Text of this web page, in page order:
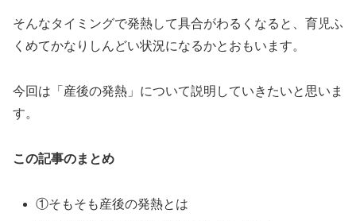
そんなタイミングで発熱して具合がわるくなると、育児ふ
くめてかなりしんどい状況になるかとおもいます。
今回は「産後の発熱」について説明していきたいと思いま
す。
この記事のまとめ
①そもそも産後の発熱とは